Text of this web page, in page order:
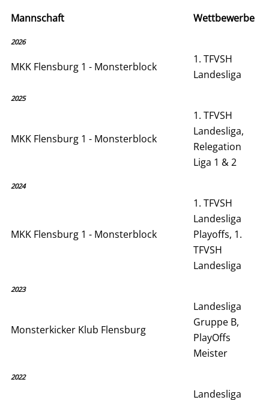
Mannschaft Wettbewerbe
2026
MKK Flensburg 1 - Monsterblock
1. TFVSH
Landesliga
2025
MKK Flensburg 1 - Monsterblock
1. TFVSH
Landesliga,
Relegation
Liga 1 & 2
2024
MKK Flensburg 1 - Monsterblock
1. TFVSH
Landesliga
Playoffs, 1.
TFVSH
Landesliga
2023
Monsterkicker Klub Flensburg
Landesliga
Gruppe B,
PlayOffs
Meister
2022
Landesliga